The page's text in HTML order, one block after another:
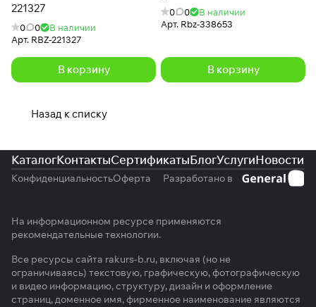
221327
0 0
В наличии
Арт. RBZ-221327
В корзину
0 0
В наличии
Арт. Rbz-338653
В корзину
Назад к списку
КаталогКонтактыСертификатыБлогУслугиНовости
КонфиденциальностьОферта Разработано в
На информационном ресурсе применяются
рекомендательные технологии.
Все ресурсы сайта rakurs-b.ru, включая (но не
ограничиваясь) текстовую, графическую, фотографическую
и видео информацию, структуру, дизайн и оформление
страниц, доменное имя, фирменное наименование являются